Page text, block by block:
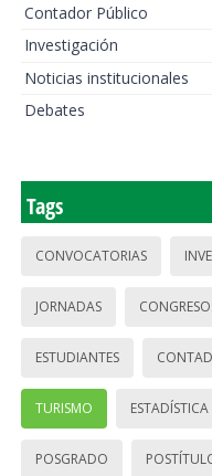
Contador Público
Investigación
Noticias institucionales
Debates
Tags
CONVOCATORIAS
JORNADAS
ESTUDIANTES
TURISMO ESTADÍSTICA
POSGRADO